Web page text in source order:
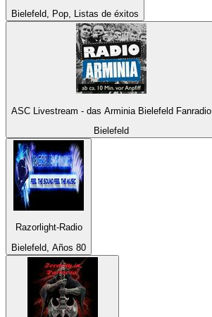
Bielefeld, Pop, Listas de éxitos
ASC Livestream - das Arminia Bielefeld Fanradio
Bielefeld
Razorlight-Radio
Bielefeld, Años 80